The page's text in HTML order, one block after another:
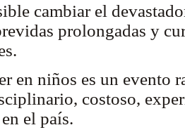
cambiar el
prolongadas y
en niños es un evento
costoso,
el país.